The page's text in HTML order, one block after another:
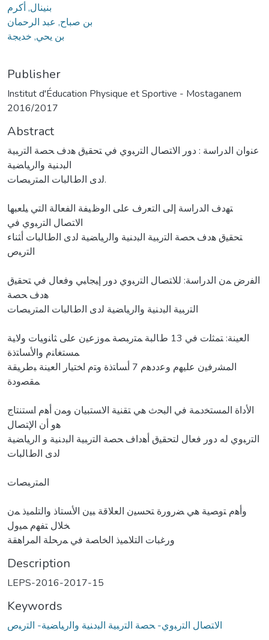
بنينال, أكرم
بن صباح, عبد الرحمان
بن يحي, خديجة
Publisher
Institut d'Éducation Physique et Sportive - Mostaganem
2016/2017
Abstract
ﻋﻨوان الدراسة : دور اﻻﺘﺼﺎﻝ اﻟﺘرﺒوي ﻓﻲ ﺘﺤﻘﻴق ﻫدف ﺤﺼﺔ اﻟﺘرﺒﻴﺔ
اﻟﺒدﻨﻴﺔ واﻟرﻴﺎﻀﻴﺔ
ﻟدى اﻟطﺎﻟﺒﺎت اﻟﻤﺘرﺒﺼﺎت.
ﺘﻬدف الدراسة إﻟﻰ اﻟﺘﻌرف ﻋﻠﻰ اﻟوظﻴﻔﺔ اﻟﻔﻌﺎﻟﺔ اﻟﺘﻲ ﻴﻠﻌﺒﻬﺎ
اﻻﺘﺼﺎﻝ اﻟﺘرﺒوي ﻓﻲ
ﺘﺤﻘﻴق ﻫدف ﺤﺼﺔ اﻟﺘرﺒﻴﺔ اﻟﺒدﻨﻴﺔ واﻟرﻴﺎﻀﻴﺔ ﻟدى اﻟطﺎﻟﺒﺎت أﺜﻨﺎء
اﻟﺘرﺒص
اﻟﻔرض ﻤن الدراسة: ﻟﻼﺘﺼﺎﻝ اﻟﺘرﺒوي دور إﻴﺠﺎﺒﻲ وﻓﻌﺎﻝ ﻓﻲ ﺘﺤﻘﻴق
ﻫدف ﺤﺼﺔ
اﻟﺘرﺒﻴﺔ اﻟﺒدﻨﻴﺔ واﻟرﻴﺎﻀﻴﺔ ﻟدى اﻟطﺎﻟﺒﺎت اﻟﻤﺘرﺒﺼﺎت
اﻟﻌﻴﻨﺔ: ﺘﻤﺜﻠت ﻓﻲ 13 طﺎﻟﺒﺔ ﻤﺘرﺒﺼﺔ ﻤوزﻋﻴن ﻋﻠﻰ ﺜﺎﻨوﻴﺎت وﻻﻴﺔ
ﻤﺴﺘﻐﺎﻨم واﻷﺴﺎﺘذة
اﻟﻤﺸرﻓﻴن ﻋﻠﻴﻬم وﻋددﻫم 7 أﺴﺎﺘذة وﺘم اﺨﺘﻴﺎر اﻟﻌﻴﻨﺔ ﺒطرﻴﻘﺔ
ﻤﻘﺼودة
اﻷداة اﻟﻤﺴﺘﺨدﻤﺔ ﻓﻲ اﻟﺒﺤث ﻫﻲ ﺘﻘﻨﻴﺔ اﻻﺴﺘﺒﻴﺎن وﻤن أﻫم اﺴﺘﻨﺘﺎج
ﻫو أن اﻹﺘﺼﺎﻝ
اﻟﺘرﺒوي ﻟﻪ دور ﻓﻌﺎﻝ ﻟﺘﺤﻘﻴق أﻫداف ﺤﺼﺔ اﻟﺘرﺒﻴﺔ اﻟﺒدﻨﻴﺔ و اﻟرﻴﺎﻀﻴﺔ
ﻟدى اﻟطﺎﻟﺒﺎت
اﻟﻤﺘرﺒﺼﺎت
وأﻫم ﺘوﺼﻴﺔ ﻫﻲ ﻀرورة ﺘﺤﺴﻴن اﻟﻌﻼﻗﺔ ﺒﻴن اﻷﺴﺘﺎذ واﻟﺘﻠﻤﻴذ ﻤن
ﺨﻼﻝ ﺘﻔﻬم ﻤﻴوﻝ
ورﻏﺒﺎت اﻟﺘﻼﻤﻴذ اﻟﺨﺎﺼﺔ ﻓﻲ ﻤرﺤﻠﺔ المراهقة
Description
LEPS-2016-2017-15
Keywords
اﻻﺘﺼﺎﻝ اﻟﺘرﺒوي- ﺤﺼﺔ اﻟﺘرﺒﻴﺔ اﻟﺒدﻨﻴﺔ واﻟرﻴﺎﻀﻴﺔ- اﻟﺘرﺒص